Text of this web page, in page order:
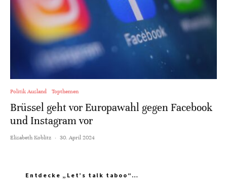
Politik Ausland Topthemen
Brüssel geht vor Europawahl gegen Facebook
und Instagram vor
Elisabeth Koblitz · 30. April 2024
Entdecke „Let’s talk taboo“…